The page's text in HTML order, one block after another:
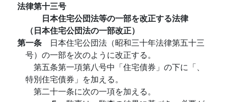
法律第十三号
日本住宅公団法等の一部を改正する法律
（日本住宅公団法の一部改正）
第一条 日本住宅公団法（昭和三十年法律第五十三
号）の一部を次のように改正する。
第五条第一項第八号中「住宅債券」の下に「、
特別住宅債券」を加える。
第二十一条に次の一項を加える。